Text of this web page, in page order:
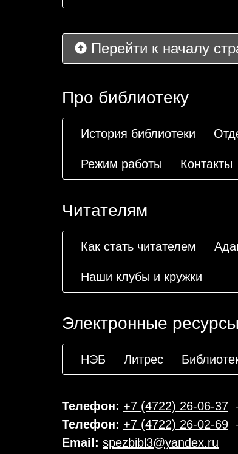
Перейти к началу
Про библиотеку
История библиотеки
Режим работы Контакты
Читателям
Как стать читателем
Наши клубы и кружки
Электронные ресурсы
НЭБ Литрес
Телефон: +7 (4722) 26-06-37
Телефон: +7 (4722) 26-02-69
Email: spezbibl3@yandex.ru